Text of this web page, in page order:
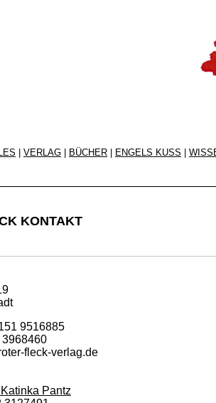
VERLAG BÜCHER ENGELS KUSS
KONTAKT
9516885
3968460
fleck-verlag.de
Katinka Pantz